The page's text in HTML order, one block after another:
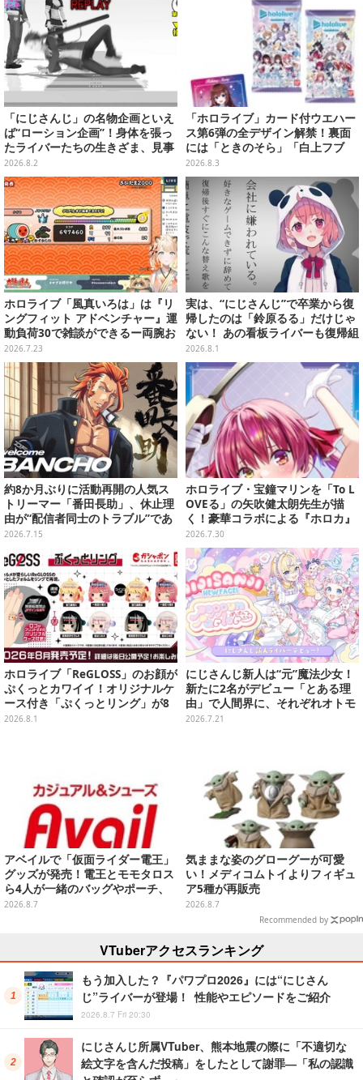
「にじさんじ」の名物企画といえ
ば“ローション企画”！身体を張っ
たライバーたちの生きざま、見事
な転倒具合を振り返り【特集】
2026.8.2
「ホロライブ」カード付ウエハー
ス第6弾の全デザイン解禁！裏面
には「ときのそら」「白上フブ
キ」ら30名の手書きメッセージ入
り
2026.8.3
ホロライブ「風真いろは」は『リ
ングフィット アドベンチャー』運
動負荷30で雑談ができるー両腕お
もりで『太鼓の達人』、『Jump
King』7分台クリアなど、フィジ
カル最強な「風真いろは伝説」を
振り返る【特集】
2026.7.23
実は、“にじさんじ”で卒業から復
帰したのは「鈴原るる」だけじゃ
ない！ あの看板ライバーも復帰組
って知ってた？【特集】
2026.8.1
約8か月ぶりに活動再開の人気ス
トリーマー「番田長助」、休止理
由が“配信者同士のトラブル”であ
ったと明かす―「原因は自身の未
2026.7.15
ホロライブ・宝鐘マリンを「To L
OVEる」の矢吹健太朗先生が描
く！豪華コラボによる『ホロカ』
限定カードがお披露目
2026.7.30
ホロライブ「ReGLOSS」のお顔が
ぷくっとカワイイ！オリジナルケ
ース付き「ぷくっとリング」が8
月発売
2026.8.1
にじさんじ新人は“元”魔法少女！
新たに2名がデビュー「とある理
由」で人間界に、それぞれオトモ
付き
2026.7.21
アベイルで「仮面ライダー電王」
グッズが発売！電王とモモタロス
ら4人が一緒のバッグやポーチ、
収納ボックスも
2026.8.7
気ままな姿のグローグーが可愛
い！メディコムトイよりフィギュ
ア5種が再販売
2026.8.7
Recommended by
VTuberアクセスランキング
もう加入した？『パワプロ2026』には“にじさん
じ”ライバーが登場！ 性能やエピソードをご紹介
2026.8.7 Fri 20:30
にじさんじ所属VTuber、熊本地震の際に「不適切な
絵文字を含んだ投稿」をしたとして謝罪―「私の認識